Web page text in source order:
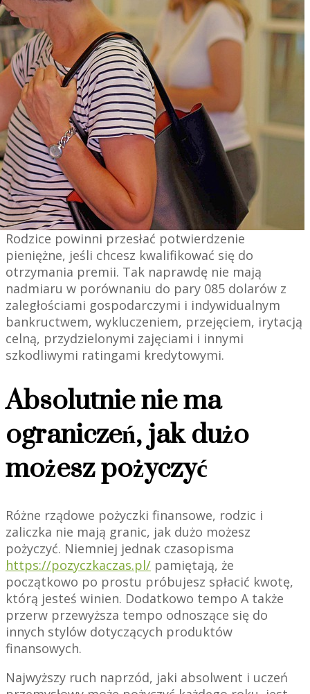
Rodzice powinni przesłać potwierdzenie
pieniężne, jeśli chcesz kwalifikować się do
otrzymania premii. Tak naprawdę nie mają
nadmiaru w porównaniu do pary 085 dolarów z
zaległościami gospodarczymi i indywidualnym
bankructwem, wykluczeniem, przejęciem, irytacją
celną, przydzielonymi zajęciami i innymi
szkodliwymi ratingami kredytowymi.
Absolutnie nie ma
ograniczeń, jak dużo
możesz pożyczyć
Różne rządowe pożyczki finansowe, rodzic i
zaliczka nie mają granic, jak dużo możesz
pożyczyć. Niemniej jednak czasopisma
https://pozyczkaczas.pl/ pamiętają, że
początkowo po prostu próbujesz spłacić kwotę,
którą jesteś winien. Dodatkowo tempo A także
przerw przewyższa tempo odnoszące się do
innych stylów dotyczących produktów
finansowych.
Najwyższy ruch naprzód, jaki absolwent i uczeń